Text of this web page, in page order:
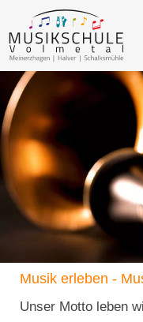
Musik erleben -
Unser Motto leben